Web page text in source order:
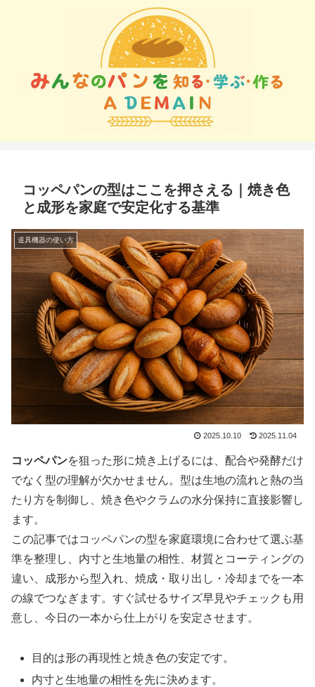
コッペパンの型はここを押さえる｜焼き色
と成形を家庭で安定化する基準
道具機器の使い方
2025.10.10 2025.11.04
コッペパンを狙った形に焼き上げるには、配合や発酵だけ
でなく型の理解が欠かせません。型は生地の流れと熱の当
たり方を制御し、焼き色やクラムの水分保持に直接影響し
ます。
この記事ではコッペパンの型を家庭環境に合わせて選ぶ基
準を整理し、内寸と生地量の相性、材質とコーティングの
違い、成形から型入れ、焼成・取り出し・冷却までを一本
の線でつなぎます。すぐ試せるサイズ早見やチェックも用
意し、今日の一本から仕上がりを安定させます。
目的は形の再現性と焼き色の安定です。
内寸と生地量の相性を先に決めます。